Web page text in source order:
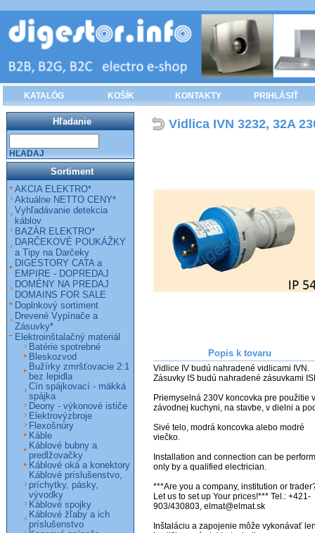
KATALÓG KOŠÍK KONTAKTY PRIHLÁSIŤ
Vidlica IVN 3232, 32A
Popis k tovaru
Vidlice IV budú nahradené vidlicami IVN.
Zásuvky IS budú nahradené zásuvkami
Priemyselná 230V koncovka pre použitie v
závodnej kuchyni, na stavbe, v dielni a
Sivé telo, modrá koncovka alebo modré
viečko.
Installation and connection can be
only by a qualified electrician.
***Are you a company, institution or
Let us to set up Your prices!*** Tel.: +421-
903/430803, elmat@elmat.sk
Inštaláciu a zapojenie môže vykonávať
Hľadanie
HĽADAJ
Sortiment
AKCIA ELEKTRO*
Aktuálne NETTO CENY*
Vyhľadávanie detekcia
káblov
BAZÁR ELEKTRO*
DARČEKOVÉ POUKÁŽKY
a Tipy na Darčeky
DIGESTORY CATA a
EMPIRE - DOPREDAJ
DOMÉNY NA PREDAJ
DOMAINS FOR SALE
Doplnkový sortiment
Drevené Vypínače a
Zásuvky*
Elektroinštalačný materiál
Batérie spotrebné
Bleskozvod
Bužírky zmršťovacie 2:1
bez lepidla
Cín spájkovací - mäkká
spájka
Deony - výkonové ističe
Elektrovýzbroje
Flexošnúry
Káble
Káblové bubny a
predlžovačky
Káblové oká a konektory
Káblové príslušenstvo,
príchytky, pásky,
vývodky
Káblové spojky
Káblové žľaby a ich
príslušenstvo